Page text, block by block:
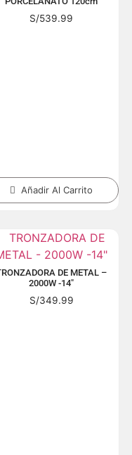
S/539.99
Añadir Al Carrito
DE METAL –
2000W -14″
S/349.99